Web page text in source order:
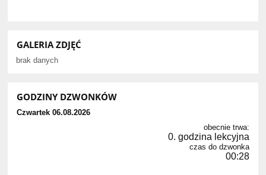
GALERIA ZDJĘĆ
brak danych
GODZINY DZWONKÓW
Czwartek 06.08.2026
obecnie trwa:
0. godzina lekcyjna
czas do dzwonka
00:27